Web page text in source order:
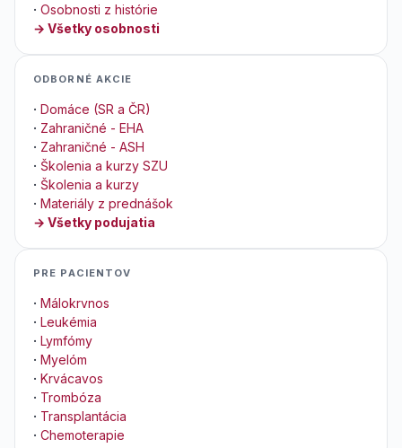
· Osobnosti z histórie
→ Všetky osobnosti
ODBORNÉ AKCIE
· Domáce (SR a ČR)
· Zahraničné - EHA
· Zahraničné - ASH
· Školenia a kurzy SZU
· Školenia a kurzy
· Materiály z prednášok
→ Všetky podujatia
PRE PACIENTOV
· Málokrvnos
· Leukémia
· Lymfómy
· Myelóm
· Krvácavos
· Trombóza
· Transplantácia
· Chemoterapie